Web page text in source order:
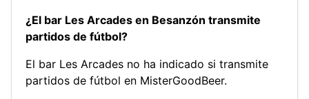
¿El bar Les Arcades en Besanzón transmite
partidos de fútbol?
El bar Les Arcades no ha indicado si transmite
partidos de fútbol en MisterGoodBeer.